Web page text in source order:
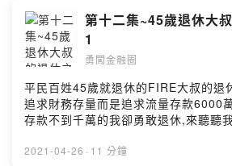
第十二集~45歲退休大
1
勇闖金融圈
平民百姓45歲就退休的FIRE大叔的退
追求財務存量而是追求流量存款6000
存款不到千萬的我卻勇敢退休,來聽聽
2021-04-26 · 11 分鐘